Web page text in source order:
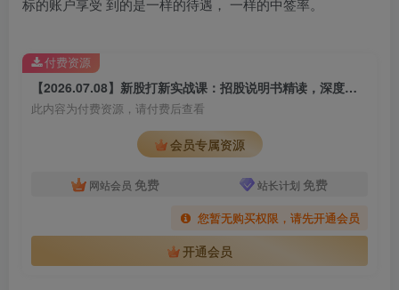
标的账户享受 到的是一样的待遇， 一样的中签率。
【2026.07.08】新股打新实战课：招股说明书精读，深度解析存储企业基本面
此内容为付费资源，请付费后查看
会员专属资源
网站会员 免费 站长计划 免费
您暂无购买权限，请先开通会员
开通会员
付费资源